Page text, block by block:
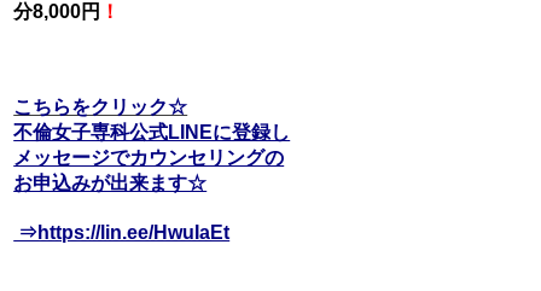
分8,000円 ！
こちらをクリック☆
不倫女子専科公式LINEに登録し
メッセージでカウンセリングの
お申込みが出来ます☆
⇒https://lin.ee/HwuIaEt